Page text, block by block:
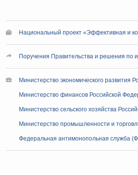
Национальный проект «Эффективная и
Поручения Правительства и решения по
Министерство экономического развития
Министерство финансов Российской
Министерство сельского хозяйства
Министерство промышленности и
Федеральная антимонопольная служба
провёл заседание
в сфере строительства
Более 130
значения построено под
проект «Инфраструктура
Порядка 200
объектам,
для